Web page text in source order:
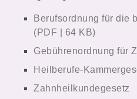
Berufsordnung für die
(PDF | 64 KB)
Gebührenordnung für
Heilberufe-
Zahnheilkundegesetz